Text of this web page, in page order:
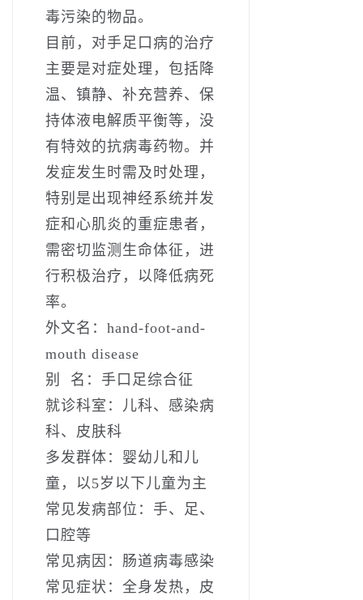
毒污染的物品。
目前，对手足口病的治疗
主要是对症处理，包括降
温、镇静、补充营养、保
持体液电解质平衡等，没
有特效的抗病毒药物。并
发症发生时需及时处理，
特别是出现神经系统并发
症和心肌炎的重症患者，
需密切监测生命体征，进
行积极治疗，以降低病死
率。
外文名：hand-foot-and-
mouth disease
别­ ­ 名：手口足综合征
就诊科室：儿科、感染病
科、皮肤科
多发群体：婴幼儿和儿
童，以5岁以下儿童为主
常见发病部位：手、足、
口腔等
常见病因：肠道病毒感染
常见症状：全身发热，皮